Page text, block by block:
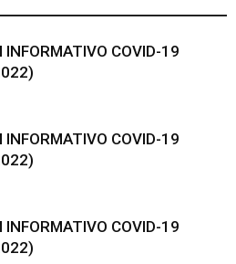
INFORMATIVO COVID-19
INFORMATIVO COVID-19
INFORMATIVO COVID-19